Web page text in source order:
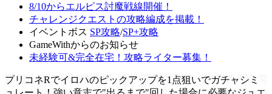
8/10からエルピス討魔戦線開催！
チャレンジクエストの攻略編成を掲載！
イベントボス SP攻略/SP+攻略
GameWithからのお知らせ
未経験可&完全在宅！攻略ライター募集！
プリコネRでイロハのピックアップを1点狙いでガチャシミ